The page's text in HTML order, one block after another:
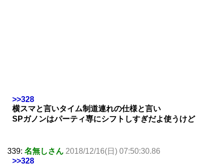
>>328
横スマと言いタイム制道連れの仕様と言い
SPガノンはパーティ専にシフトしすぎだよ使うけど
339: 名無しさん 2018/12/16(日) 07:50:30.86
>>328